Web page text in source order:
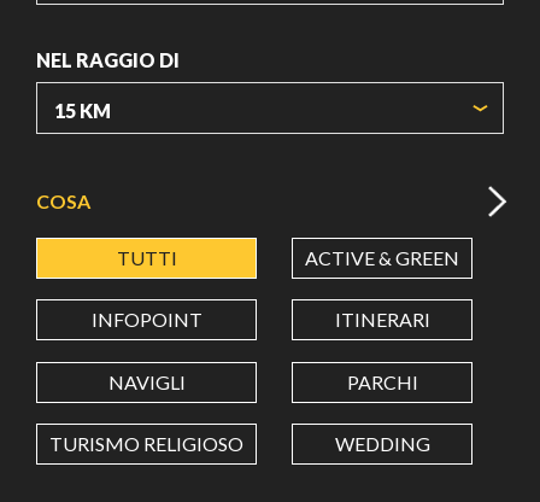
NEL RAGGIO DI
LATITUDINE
LONGITUDINE
Value in decimal degrees. Use dot (.) as decimal separator.
COSA
TUTTI ACTIVE & GREEN
INFOPOINT ITINERARI
NAVIGLI PARCHI
TURISMO RELIGIOSO WEDDING